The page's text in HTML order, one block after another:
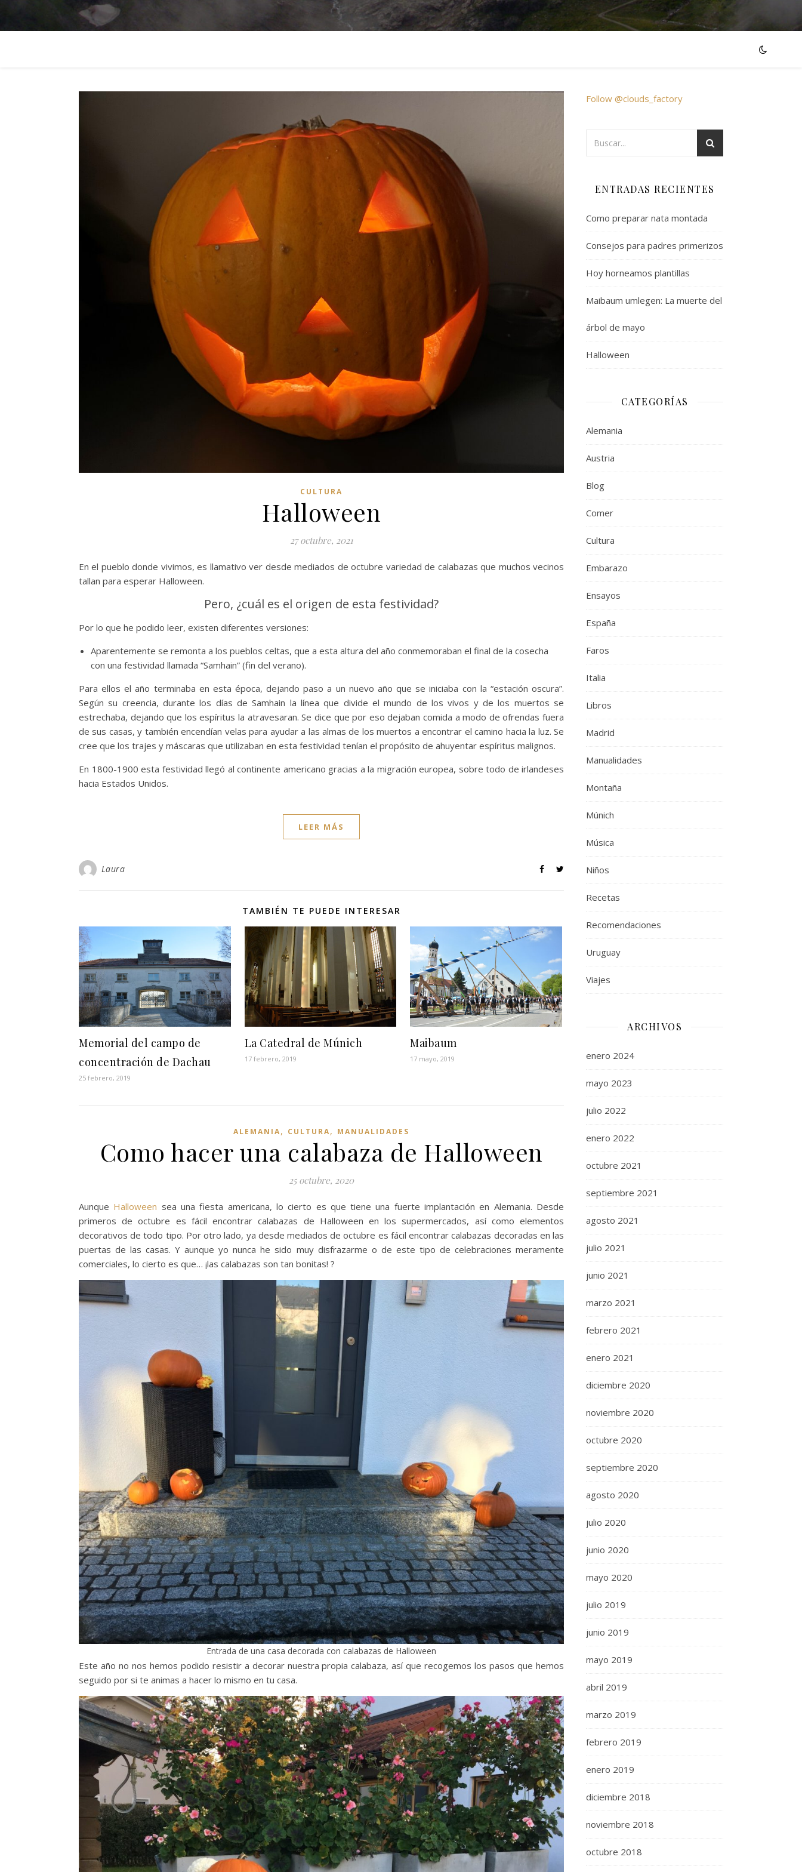
CULTURA
Halloween
27 octubre, 2021
En el pueblo donde vivimos, es llamativo ver desde mediados de octubre variedad de calabazas que muchos vecinos
tallan para esperar Halloween.
Pero, ¿cuál es el origen de esta festividad?
Por lo que he podido leer, existen diferentes versiones:
Aparentemente se remonta a los pueblos celtas, que a esta altura del año conmemoraban el final de la cosecha
con una festividad llamada “Samhain” (fin del verano).
Para ellos el año terminaba en esta época, dejando paso a un nuevo año que se iniciaba con la “estación oscura”.
Según su creencia, durante los días de Samhain la línea que divide el mundo de los vivos y de los muertos se
estrechaba, dejando que los espíritus la atravesaran. Se dice que por eso dejaban comida a modo de ofrendas fuera
de sus casas, y también encendían velas para ayudar a las almas de los muertos a encontrar el camino hacia la luz. Se
cree que los trajes y máscaras que utilizaban en esta festividad tenían el propósito de ahuyentar espíritus malignos.
En 1800-1900 esta festividad llegó al continente americano gracias a la migración europea, sobre todo de irlandeses
hacia Estados Unidos.
LEER MÁS
Laura
TAMBIÉN TE PUEDE INTERESAR
Memorial del campo de
concentración de Dachau
25 febrero, 2019
La Catedral de Múnich
17 febrero, 2019
Maibaum
17 mayo, 2019
ALEMANIA, CULTURA, MANUALIDADES
Como hacer una calabaza de Halloween
25 octubre, 2020
Aunque Halloween sea una fiesta americana, lo cierto es que tiene una fuerte implantación en Alemania. Desde
primeros de octubre es fácil encontrar calabazas de Halloween en los supermercados, así como elementos
decorativos de todo tipo. Por otro lado, ya desde mediados de octubre es fácil encontrar calabazas decoradas en las
puertas de las casas. Y aunque yo nunca he sido muy disfrazarme o de este tipo de celebraciones meramente
comerciales, lo cierto es que… ¡las calabazas son tan bonitas! ?
Entrada de una casa decorada con calabazas de Halloween
Este año no nos hemos podido resistir a decorar nuestra propia calabaza, así que recogemos los pasos que hemos
seguido por si te animas a hacer lo mismo en tu casa.
Follow @clouds_factory
ENTRADAS RECIENTES
Como preparar nata montada
Consejos para padres primerizos
Hoy horneamos plantillas
Maibaum umlegen: La muerte del
árbol de mayo
Halloween
CATEGORÍAS
Alemania
Austria
Blog
Comer
Cultura
Embarazo
Ensayos
España
Faros
Italia
Libros
Madrid
Manualidades
Montaña
Múnich
Música
Niños
Recetas
Recomendaciones
Uruguay
Viajes
ARCHIVOS
enero 2024
mayo 2023
julio 2022
enero 2022
octubre 2021
septiembre 2021
agosto 2021
julio 2021
junio 2021
marzo 2021
febrero 2021
enero 2021
diciembre 2020
noviembre 2020
octubre 2020
septiembre 2020
agosto 2020
julio 2020
junio 2020
mayo 2020
julio 2019
junio 2019
mayo 2019
abril 2019
marzo 2019
febrero 2019
enero 2019
diciembre 2018
noviembre 2018
octubre 2018